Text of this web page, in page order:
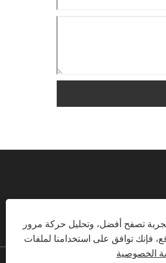
ONLINE-
تصفح أفضل، وتحليل حركة مرور
فإنك توافق على استخدامنا لملفات
الخصوصية